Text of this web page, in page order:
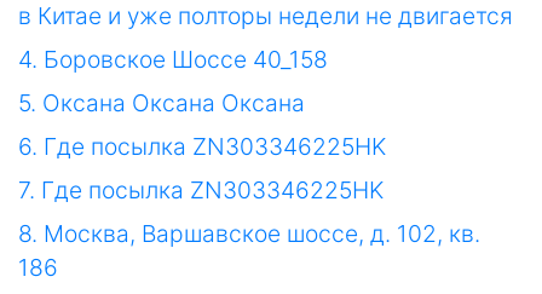
в Китае и уже полторы недели не двигается
4. Боровское Шоссе 40_158
5. Оксана Оксана Оксана
6. Где посылка ZN303346225HK
7. Где посылка ZN303346225HK
8. Москва, Варшавское шоссе, д. 102, кв.
186